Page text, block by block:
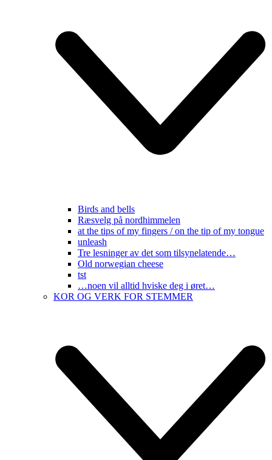
Birds and bells
Ræsvelg på nordhimmelen
at the tips of my fingers / on the tip of my tongue
unleash
Tre lesninger av det som tilsynelatende…
Old norwegian cheese
tst
…noen vil alltid hviske deg i øret…
KOR OG VERK FOR STEMMER